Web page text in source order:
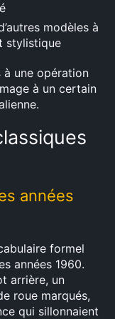
modèles à
stylistique
à une opération
à un certain
années
formel
années 1960.
arrière, un
roue marqués,
qui sillonnaient